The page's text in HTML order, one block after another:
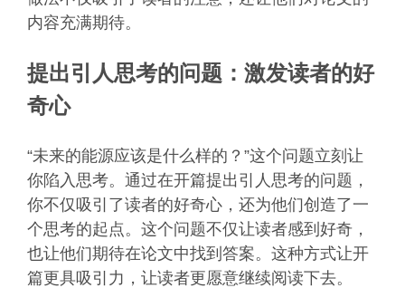
内容充满期待。
提出引人思考的问题：激发读者的好
奇心
“未来的能源应该是什么样的？”这个问题立刻让
你陷入思考。通过在开篇提出引人思考的问题，
你不仅吸引了读者的好奇心，还为他们创造了一
个思考的起点。这个问题不仅让读者感到好奇，
也让他们期待在论文中找到答案。这种方式让开
篇更具吸引力，让读者更愿意继续阅读下去。